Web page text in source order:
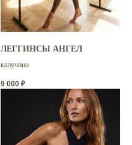
ЛЕГГИНСЫ АНГЕЛ
капучино
9 000 ₽